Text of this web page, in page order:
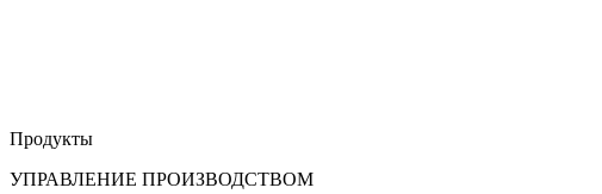
Продукты
УПРАВЛЕНИЕ ПРОИЗВОДСТВОМ